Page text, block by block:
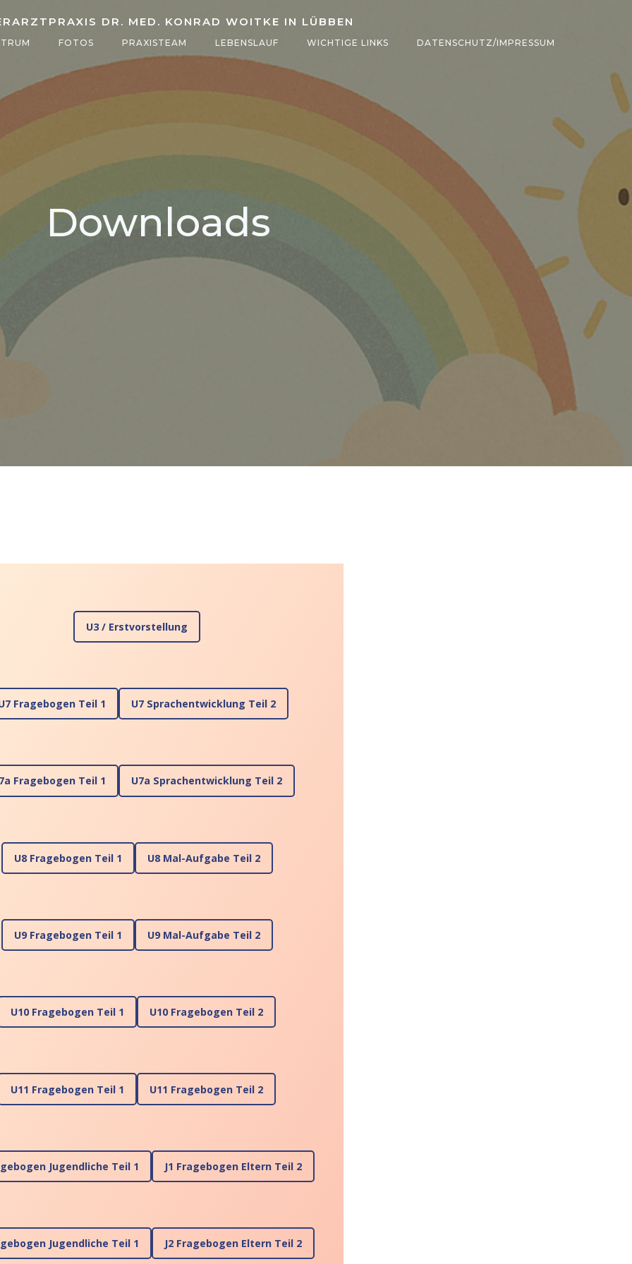
DR. MED. KONRAD WOITKE IN LÜBBEN
FOTOS PRAXISTEAM LEBENSLAUF WICHTIGE LINKS DATENSCHUTZ/IMPRESSUM
Downloads
U3/ Erstvorstellung
Fragebogen Teil 1 U7 Sprachentwicklung Teil 2
Fragebogen Teil 1 U7a Sprachentwicklung Teil 2
U8 Fragebogen Teil 1 U8 Mal-Aufgabe Teil 2
U9 Fragebogen Teil 1 U9 Mal-Aufgabe Teil 2
U10 Fragebogen Teil 1 U10 Fragebogen Teil 2
U11 Fragebogen Teil 1 U11 Fragebogen Teil 2
Jugendliche Teil 1 J1 Fragebogen Eltern Teil 2
Jugendliche Teil 1 J2 Fragebogen Eltern Teil 2